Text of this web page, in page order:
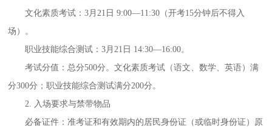
文化素质考试：3月21日 9:00—11:30（开考15分钟后不得入
场）。
职业技能综合测试：3月21日 14:30—16:00。
考试分值：总分500分。文化素质考试（语文、数学、英语）满
分300分；职业技能综合测试满分200分。
2. 入场要求与禁带物品
必备证件：准考证和有效期内的居民身份证（或临时身份证）原